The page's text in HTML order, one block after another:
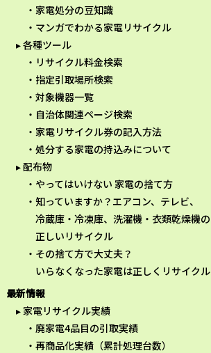
家電処分の豆知識
マンガでわかる家電リサイクル
各種ツール
リサイクル料金検索
指定引取場所検索
対象機器一覧
自治体関連ページ検索
家電リサイクル券の記入方法
処分する家電の持込みについて
配布物
やってはいけない 家電の捨て方
知っていますか？エアコン、テレビ、
冷蔵庫・冷凍庫、洗濯機・衣類乾燥機の
正しいリサイクル
その捨て方で大丈夫？
いらなくなった家電は正しくリサイクル
最新情報
家電リサイクル実績
廃家電4品目の引取実績
再商品化実績（累計処理台数）